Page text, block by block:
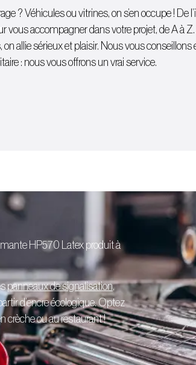
? Véhiculesou vitrines, on s’en occupe ! De l’
accompagner dans votre projet, de A à Z.
allie sérieux et plaisir. Nous vous
: nous vous offrons un vrai service.
HP570 Latex produit à
panneaux de signalisation,
d’encre écologique. Optez
crèche ou au restaurant !